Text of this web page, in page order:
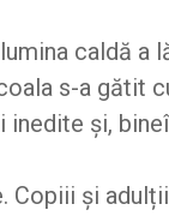
caldă a
s-a gătit
și,
Copiii și